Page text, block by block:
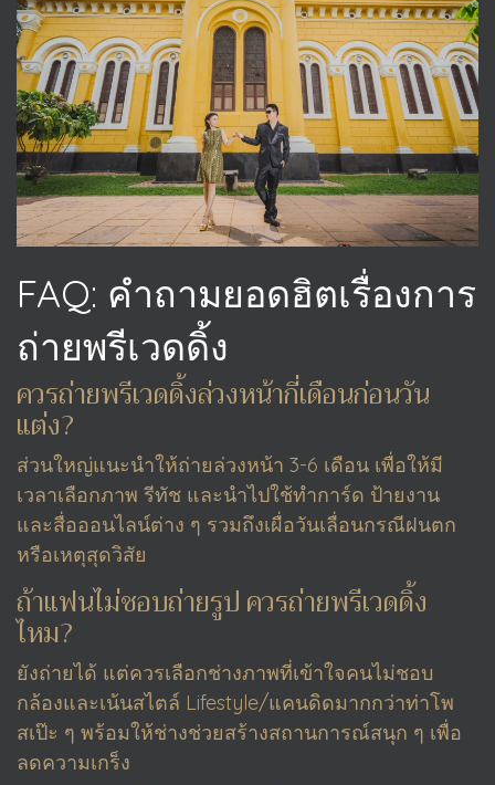
FAQ: คำถามยอดฮิตเรื่องการ
ถ่ายพรีเวดดิ้ง
ควรถ่ายพรีเวดดิ้งล่วงหน้ากี่เดือนก่อนวัน
แต่ง?
ส่วนใหญ่แนะนำให้ถ่ายล่วงหน้า 3-6 เดือน เพื่อให้มี
เวลาเลือกภาพ รีทัช และนำไปใช้ทำการ์ด ป้ายงาน
และสื่อออนไลน์ต่าง ๆ รวมถึงเผื่อวันเลื่อนกรณีฝนตก
หรือเหตุสุดวิสัย
ถ้าแฟนไม่ชอบถ่ายรูป ควรถ่ายพรีเวดดิ้ง
ไหม?
ยังถ่ายได้ แต่ควรเลือกช่างภาพที่เข้าใจคนไม่ชอบ
กล้องและเน้นสไตล์ Lifestyle/แคนดิดมากกว่าท่าโพ
สเป๊ะ ๆ พร้อมให้ช่างช่วยสร้างสถานการณ์สนุก ๆ เพื่อ
ลดความเกร็ง